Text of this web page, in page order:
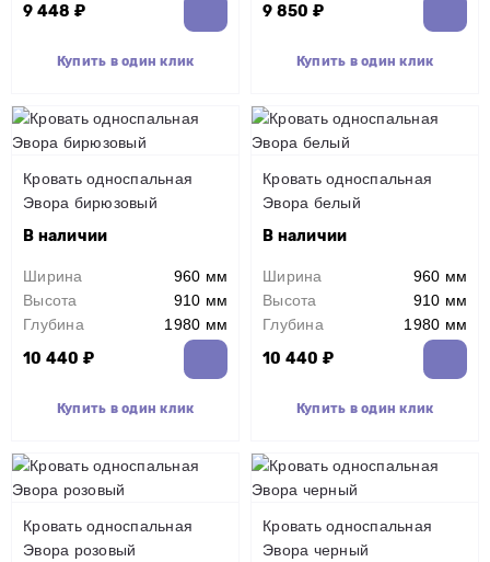
9 448 ₽
Купить в один клик
9 850 ₽
Купить в один клик
Кровать односпальная
Эвора бирюзовый
В наличии
Ширина
960 мм
Высота
910 мм
Глубина
1980 мм
10 440 ₽
Купить в один клик
Кровать односпальная
Эвора белый
В наличии
Ширина
960 мм
Высота
910 мм
Глубина
1980 мм
10 440 ₽
Купить в один клик
Кровать односпальная
Эвора розовый
Кровать односпальная
Эвора черный